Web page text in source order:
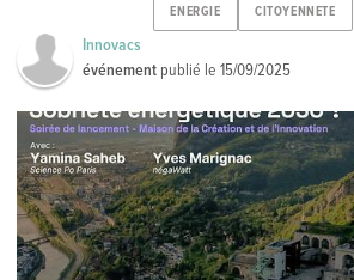
ENERGIE CITOYENNETE
Innovacs
événement publié le15/09/2025